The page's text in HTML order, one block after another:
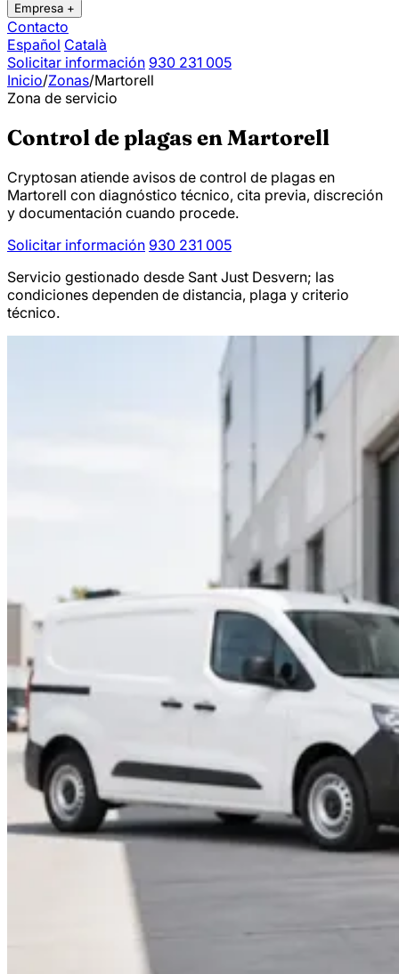
Empresa +
Contacto
Español Català
Solicitar información 930 231 005
Inicio/Zonas/Martorell
Zona de servicio
Control de plagas en Martorell
Cryptosan atiende avisos de control de plagas en
Martorell con diagnóstico técnico, cita previa, discreción
y documentación cuando procede.
Solicitar información 930 231 005
Servicio gestionado desde Sant Just Desvern; las
condiciones dependen de distancia, plaga y criterio
técnico.